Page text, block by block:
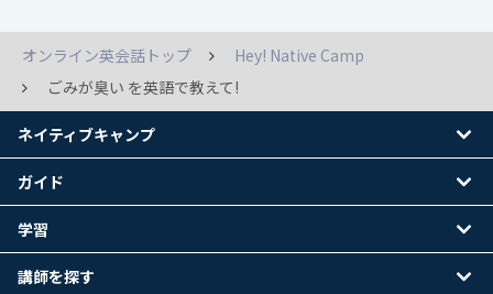
オンライン英会話トップ
Hey! Native Camp
ごみが臭い を英語で教えて!
ネイティブキャンプ
ガイド
学習
講師を探す